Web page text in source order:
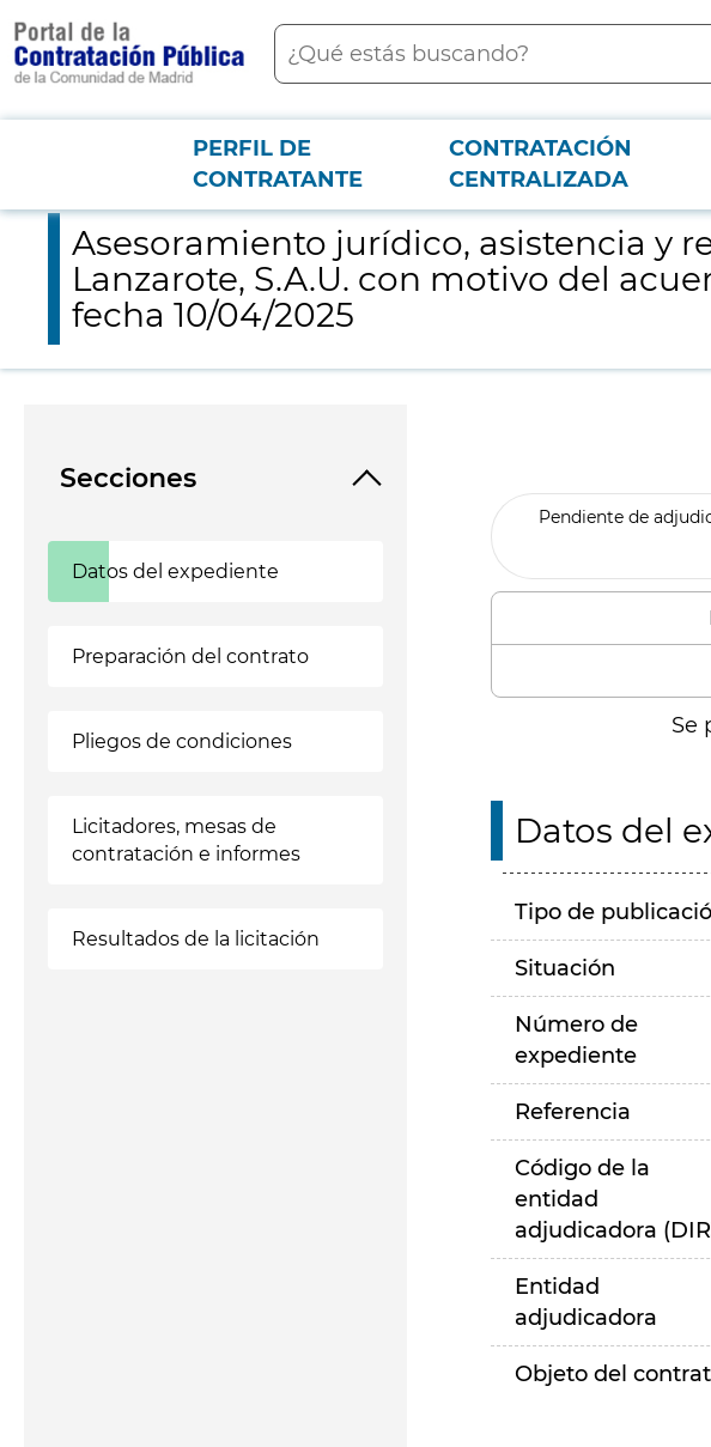
contenido
principal
Buscar
Menú PCON
PERFIL DE
CONTRATANTE
CONTRATACIÓN
CENTRALIZADA
Asesoramiento jurídico, asistencia y representación letrada de Canal Gestión
Asesoramiento jurídico, asistencia y
Lanzarote, S.A.U. con motivo del
fecha 10/04/2025
Secciones
Datos del expediente
Preparación del contrato
Pliegos de condiciones
Licitadores, mesas de
contratación e informes
Resultados de la licitación
Pendiente de
Se
Datos del
Tipo de
Situación
Número de
expediente
Referencia
Código de la
entidad
adjudicadora
Entidad
adjudicadora
Objeto del